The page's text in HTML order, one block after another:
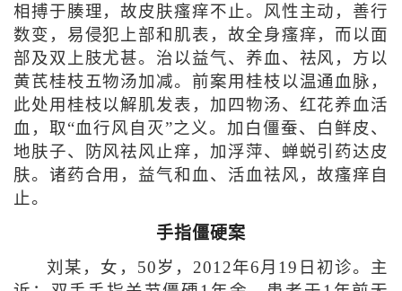
相搏于腠理，故皮肤瘙痒不止。风性主动，善行
数变，易侵犯上部和肌表，故全身瘙痒，而以面
部及双上肢尤甚。治以益气、养血、祛风，方以
黄芪桂枝五物汤加减。前案用桂枝以温通血脉，
此处用桂枝以解肌发表，加四物汤、红花养血活
血，取“血行风自灭”之义。加白僵蚕、白鲜皮、
地肤子、防风祛风止痒，加浮萍、蝉蜕引药达皮
肤。诸药合用，益气和血、活血祛风，故瘙痒自
止。
手指僵硬案
刘某，女，50岁，2012年6月19日初诊。主